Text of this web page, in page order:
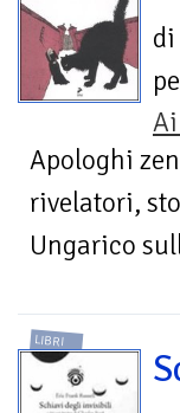
di
Apologhi
rivelatori,
Ungarico
LIBRI